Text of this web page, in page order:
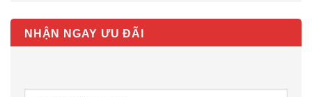
NHẬN NGAY ƯU ĐÃI